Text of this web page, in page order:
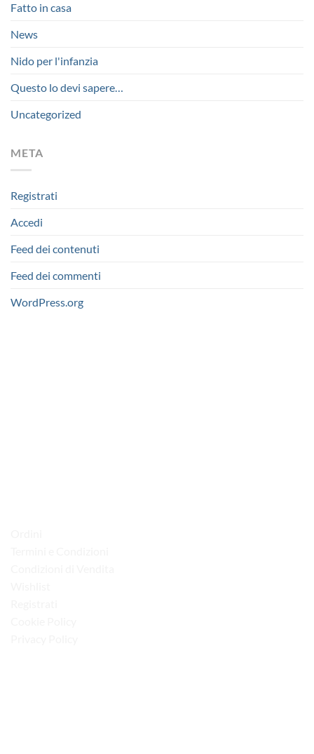
Fatto in casa
News
Nido per l'infanzia
Questo lo devi sapere…
Uncategorized
META
Registrati
Accedi
Feed dei contenuti
Feed dei commenti
WordPress.org